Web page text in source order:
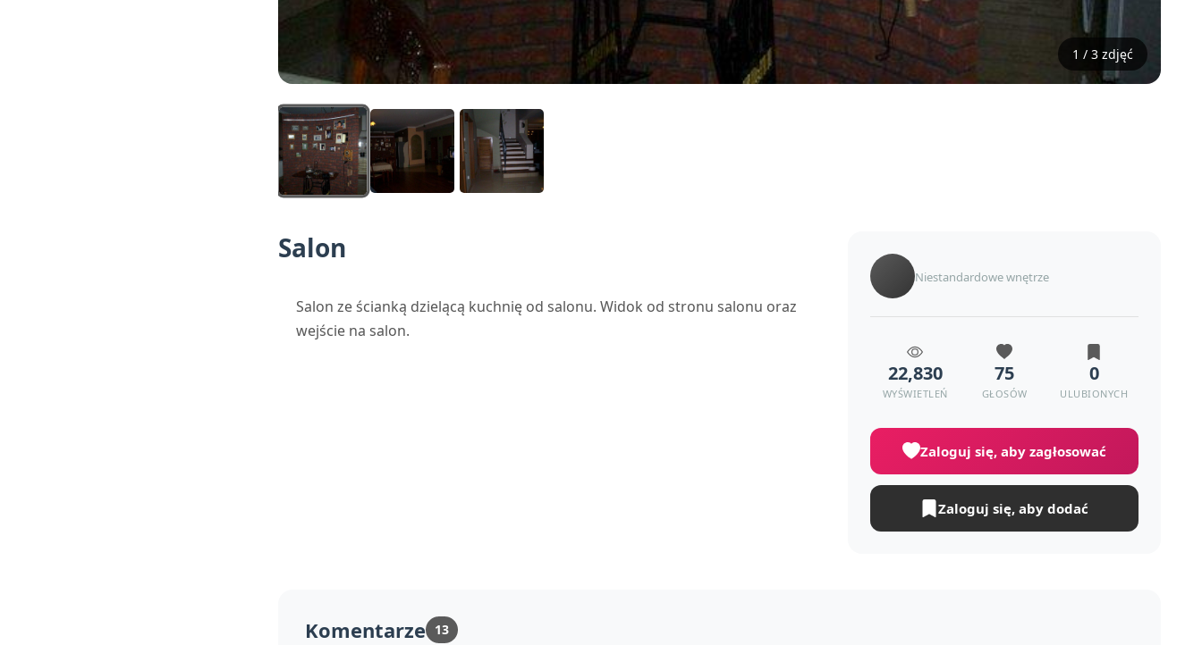
1 / 3 zdjęć
Salon
Salon ze ścianką dzielącą kuchnię od salonu. Widok od stronu salonu oraz
wejście na salon.
Niestandardowe wnętrze
22,830
WYŚWIETLEŃ
75
GŁOSÓW
0
ULUBIONYCH
Zaloguj się, aby zagłosować
Zaloguj się, aby dodać
Komentarze 13